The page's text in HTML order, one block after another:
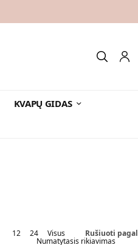
KVAPŲ GIDAS
12 24 Visus Rušiuoti pagal